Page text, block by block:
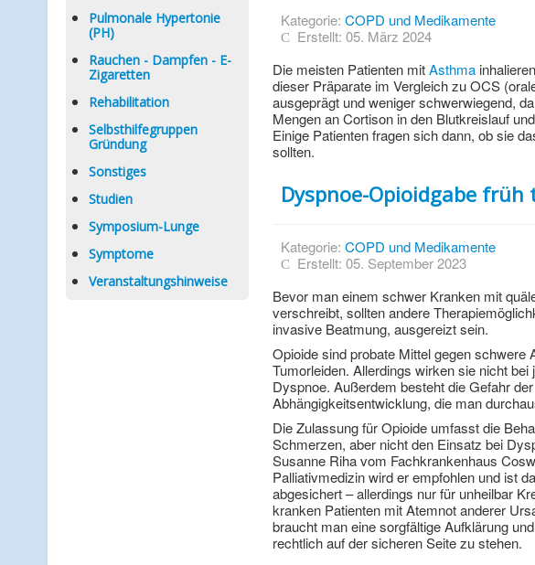
Pulmonale Hypertonie
(PH)
Rauchen - Dampfen - E-
Zigaretten
Rehabilitation
Selbsthilfegruppen
Gründung
Sonstiges
Studien
Symposium-Lunge
Symptome
Veranstaltungshinweise
Kategorie: COPD und Medikamente
Erstellt: 05. März 2024
Die meisten Patienten mitAsthma
dieser Präparate im Vergleich zu OCS
ausgeprägt und weniger schwerwiegend,
Mengen an Cortison in den Blutkreislauf
Einige Patienten fragen sich dann, ob sie
sollten.
Dyspnoe-Opioidgabe
Kategorie: COPD und Medikamente
Erstellt: 05. September 2023
Bevor man einem schwer Kranken mit
verschreibt, sollten andere
invasive Beatmung, ausgereizt sein.
Opioide sind probate Mittel gegen schwere
Tumorleiden. Allerdings wirken sie nicht bei
Dyspnoe. Außerdem besteht die Gefahr der
Abhängigkeitsentwicklung, die man
Die Zulassung für Opioide umfasst die
Schmerzen, aber nicht den Einsatz bei
Susanne ­Riha vom Fachkrankenhaus
Palliativmedizin wird er empfohlen und ist
abgesichert – allerdings nur für unheilbar
kranken Patienten mit Atemnot anderer
braucht man eine sorgfältige Aufklärung
rechtlich auf der sicheren Seite zu stehen.